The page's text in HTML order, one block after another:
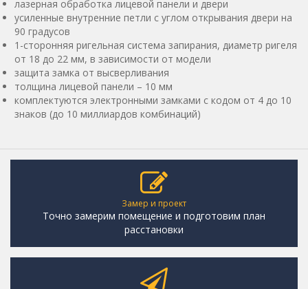
лазерная обработка лицевой панели и двери
усиленные внутренние петли с углом открывания двери на
90 градусов
1-сторонняя ригельная система запирания, диаметр ригеля
от 18 до 22 мм, в зависимости от модели
защита замка от высверливания
толщина лицевой панели – 10 мм
комплектуются электронными замками с кодом от 4 до 10
знаков (до 10 миллиардов комбинаций)
Замер и проект
Точно замерим помещение и подготовим план
расстановки